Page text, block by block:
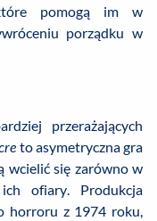
pomogą im w
porządku w
przerażających
to asymetryczna gra
wcielić się zarówno w
ofiary. Produkcja
horroru z 1974 roku,